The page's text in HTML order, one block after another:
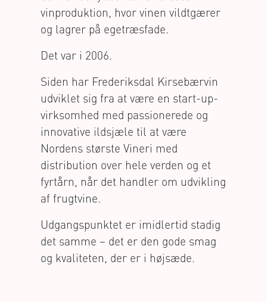
vinproduktion, hvor vinen vildtgærer
og lagrer på egetræsfade.
Det var i 2006.
Siden har Frederiksdal Kirsebærvin
udviklet sig fra at være en start-up-
virksomhed med passionerede og
innovative ildsjæle til at være
Nordens største Vineri med
distribution over hele verden og et
fyrtårn, når det handler om udvikling
af frugtvine.
Udgangspunktet er imidlertid stadig
det samme – det er den gode smag
og kvaliteten, der er i højsæde.